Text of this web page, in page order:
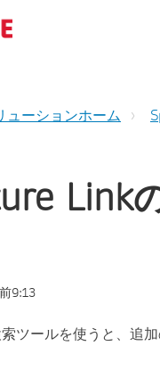
ューションホーム
Link
9:13
ツールを使うと、追